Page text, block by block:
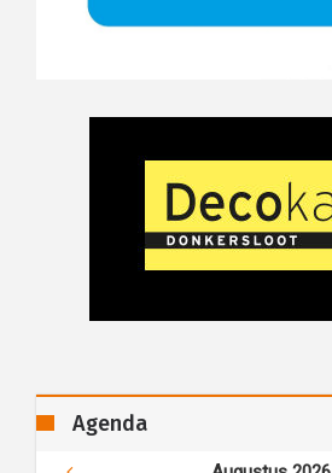
Agenda